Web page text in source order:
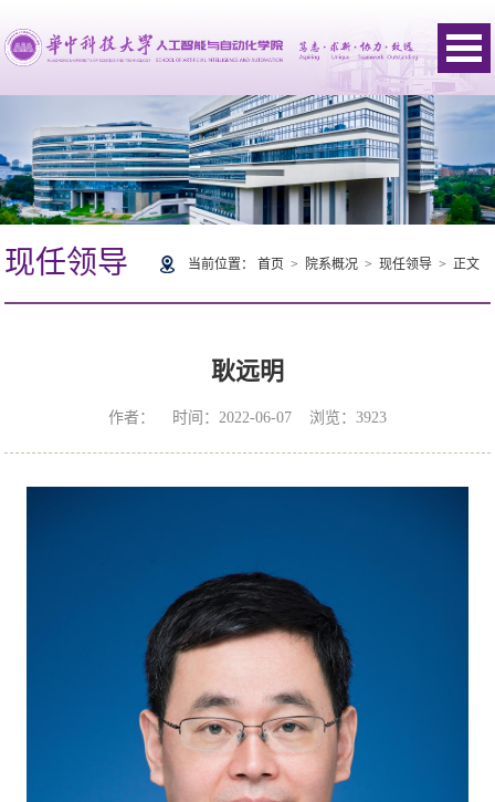
现任领导 当前位置： 首页> 院系概况> 现任领导> 正文
耿远明
作者： 时间：2022-06-07 浏览： 3923